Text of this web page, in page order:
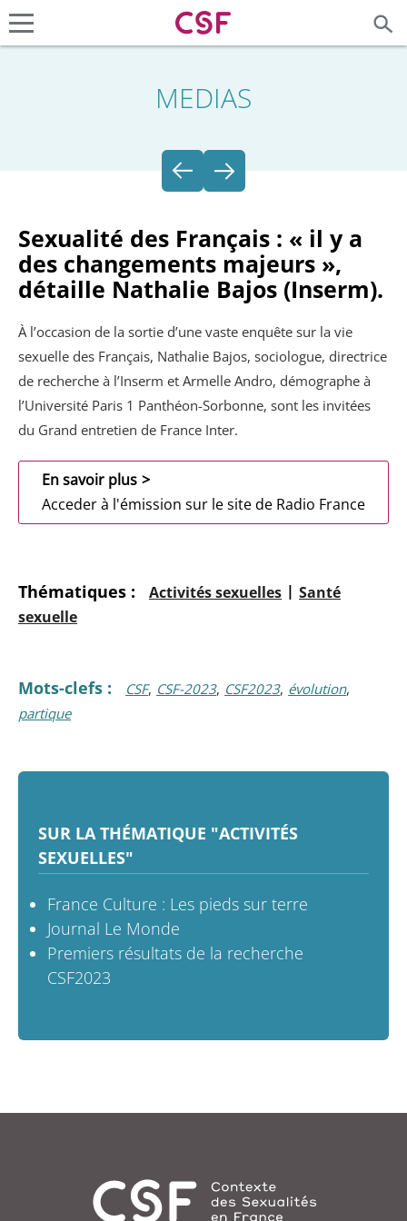
MEDIAS
Sexualité des Français : « il y a
des changements majeurs »,
détaille Nathalie Bajos (Inserm).
À l’occasion de la sortie d’une vaste enquête sur la vie
sexuelle des Français, Nathalie Bajos, sociologue, directrice
de recherche à l’Inserm et Armelle Andro, démographe à
l’Université Paris 1 Panthéon-Sorbonne, sont les invitées
du Grand entretien de France Inter.
En savoir plus
Acceder à l'émission sur le site de Radio France
Activités sexuelles
Santé
sexuelle
CSF CSF-2023 CSF2023 évolution
partique
SUR LA THÉMATIQUE "ACTIVITÉS
SEXUELLES"
France Culture : Les pieds sur terre
Journal Le Monde
Premiers résultats de la recherche
CSF2023